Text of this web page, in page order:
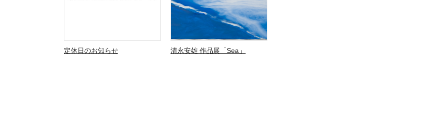
定休日のお知らせ 清永安雄 作品展「Sea」